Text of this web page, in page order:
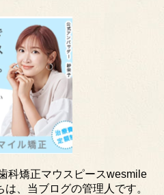
科矯正マウスピースwesmile
、当ブログの管理人です。